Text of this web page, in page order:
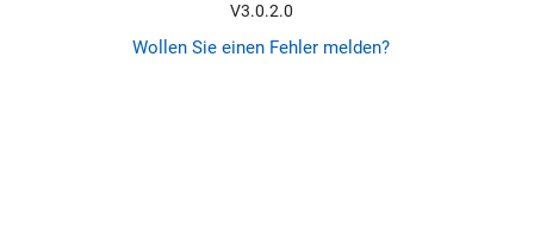
V3.0.2.0
Wollen Sie einen Fehler melden?